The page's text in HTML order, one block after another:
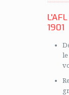
1901
le